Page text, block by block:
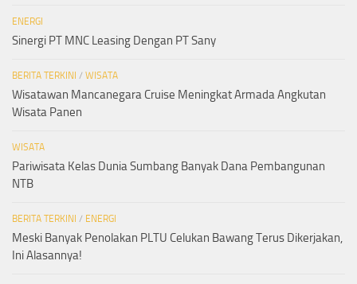
ENERGI
Sinergi PT MNC Leasing Dengan PT Sany
BERITA TERKINI / WISATA
Wisatawan Mancanegara Cruise Meningkat Armada Angkutan
Wisata Panen
WISATA
Pariwisata Kelas Dunia Sumbang Banyak Dana Pembangunan
NTB
BERITA TERKINI / ENERGI
Meski Banyak Penolakan PLTU Celukan Bawang Terus Dikerjakan,
Ini Alasannya!